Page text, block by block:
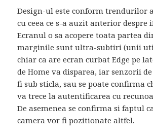
Design-ul este conform trendurilor
cu ceea ce s-a auzit anterior despre
Ecranul o sa acopere toata partea
marginile sunt ultra-subtiri (unii
chiar ca are ecran curbat Edge pe
de Home va disparea, iar senzorii
fi sub sticla, sau se poate confirma
va trece la autentificarea cu
De asemenea se confirma si faptul
camera vor fi pozitionate altfel.